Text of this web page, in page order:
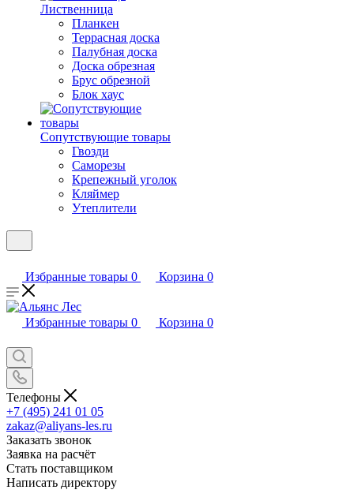
Лиственница
Планкен
Террасная доска
Палубная доска
Доска обрезная
Брус обрезной
Блок хаус
Сопутствующие товары
Гвозди
Саморезы
Крепежный уголок
Кляймер
Утеплители
Избранные товары 0 Корзина 0
Избранные товары 0 Корзина 0
Телефоны
+7 (495) 241 01 05
zakaz@aliyans-les.ru
Заказать звонок
Заявка на расчёт
Стать поставщиком
Написать директору